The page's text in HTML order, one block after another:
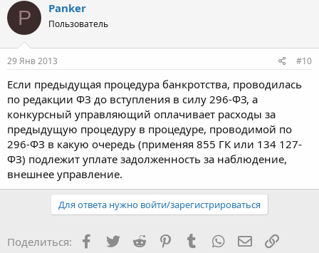
P Panker
Пользователь
29 Янв 2013 #10
Если предыдущая процедура банкротства, проводилась
по редакции ФЗ до вступления в силу 296-ФЗ, а
конкурсный управляющий оплачивает расходы за
предыдущую процедуру в процедуре, проводимой по
296-ФЗ в какую очередь (применяя 855 ГК или 134 127-
ФЗ) подлежит уплате задолженность за наблюдение,
внешнее управление.
Для ответа нужно войти/зарегистрироваться
Поделиться: Facebook
TwitterReddit PinterestTumblr WhatsApp Ссылка